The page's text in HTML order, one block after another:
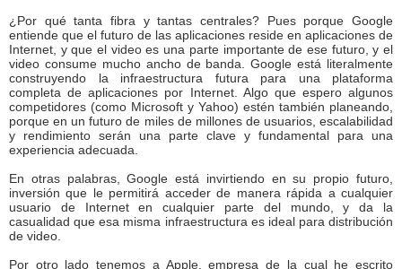
¿Por qué tanta fibra y tantas centrales? Pues porque Google
entiende que el futuro de las aplicaciones reside en aplicaciones de
Internet, y que el video es una parte importante de ese futuro, y el
video consume mucho ancho de banda. Google está literalmente
construyendo la infraestructura futura para una plataforma
completa de aplicaciones por Internet. Algo que espero algunos
competidores (como Microsoft y Yahoo) estén también planeando,
porque en un futuro de miles de millones de usuarios, escalabilidad
y rendimiento serán una parte clave y fundamental para una
experiencia adecuada.
En otras palabras, Google está invirtiendo en su propio futuro,
inversión que le permitirá acceder de manera rápida a cualquier
usuario de Internet en cualquier parte del mundo, y da la
casualidad que esa misma infraestructura es ideal para distribución
de video.
Por otro lado tenemos a Apple, empresa de la cual he escrito